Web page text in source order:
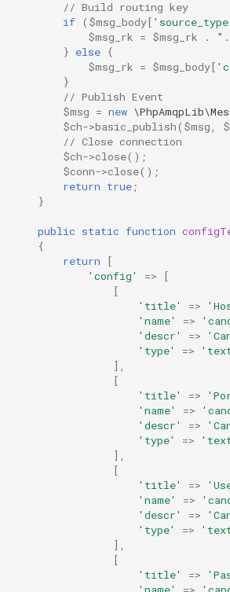
// Build routing key
if ( $msg_body[
$msg_rk = $msg_rk .
} else {
$msg_rk = $msg_body[
}
// Publish Event
$msg = new
$ch->basic_publish( $msg,
// Close connection
$ch->close();
$conn->close();
return true;
}
public static function
{
return
[
'config'
=>
[
[
'title'
=>
'name'
=>
'descr'
=>
'type'
=>
],
[
'title'
=>
'name'
=>
'descr'
=>
'type'
=>
],
[
'title'
=>
'name'
=>
'descr'
=>
'type'
=>
],
[
'title'
=>